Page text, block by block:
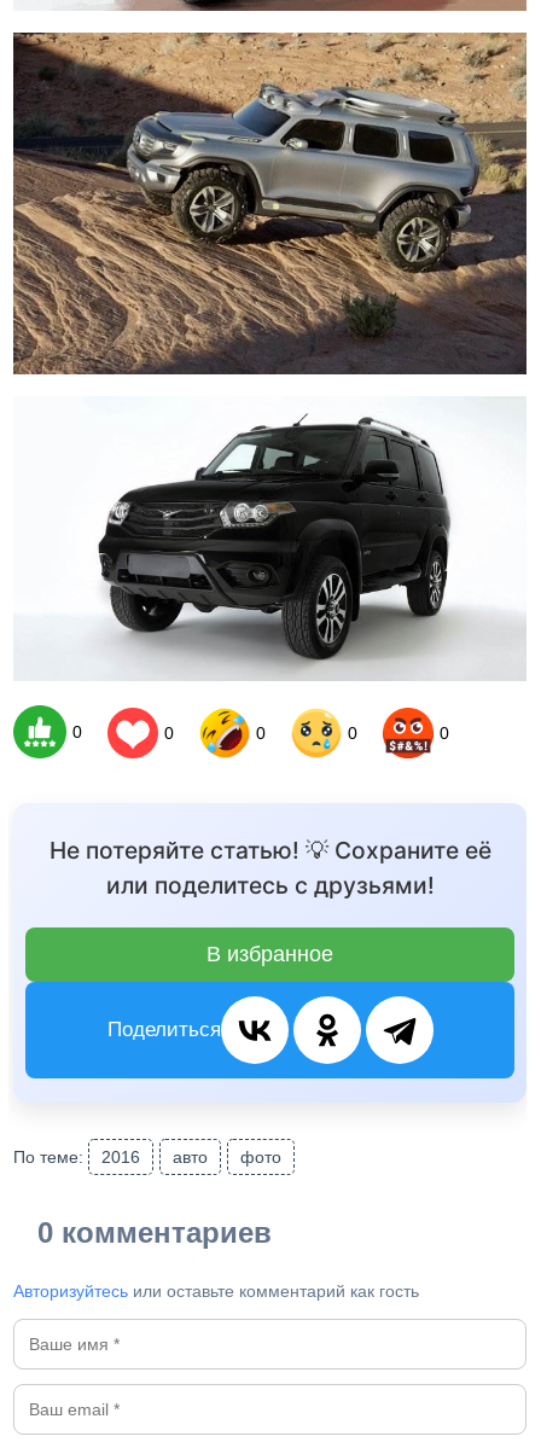
0 0 0 0 0
Не потеряйте статью! 💡 Сохраните её
или поделитесь с друзьями!
В избранное
Поделиться
По теме: 2016 авто фото
0 комментариев
Авторизуйтесь или оставьте комментарий как гость